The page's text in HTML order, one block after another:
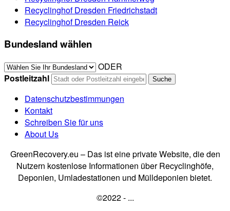
Recyclinghof Dresden Friedrichstadt
Recyclinghof Dresden Reick
Bundesland wählen
ODER
Postleitzahl
Datenschutzbestimmungen
Kontakt
Schreiben Sie für uns
About Us
GreenRecovery.eu – Das ist eine private Website, die den
Nutzern kostenlose Informationen über Recyclinghöfe,
Deponien, Umladestationen und Mülldeponien bietet.
©2022 - ...